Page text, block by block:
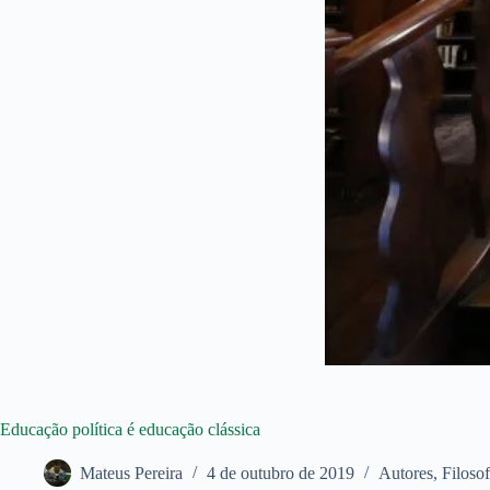
Educação política é educação clássica
Mateus Pereira 4 de outubro de 2019 Autores,